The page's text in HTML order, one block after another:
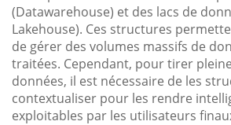
(Datawarehouse) et des lacs de
Lakehouse). Ces structures
de gérer des volumes massifs de
traitées. Cependant, pour tirer
données, il est nécessaire de les
contextualiser pour les rendre
exploitables par les utilisateurs